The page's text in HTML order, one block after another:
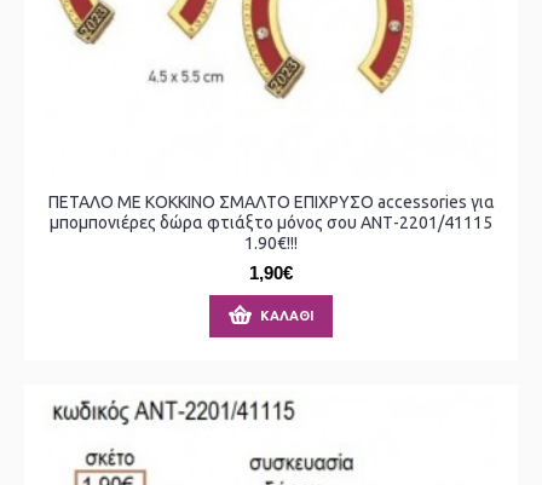
ΠΕΤΑΛΟ ΜΕ ΚΟΚΚΙΝΟ ΣΜΑΛΤΟ ΕΠΙΧΡΥΣΟ accessories για
μπομπονιέρες δώρα φτιάξτο μόνος σου ΑΝΤ-2201/41115
1.90€!!!
1,90€
ΚΑΛΆΘΙ